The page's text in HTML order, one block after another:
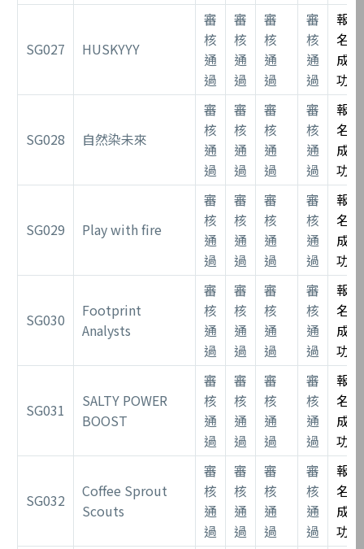
SG027 HUSKYYY
審
核
通
過
審
核
通
過
審
核
通
過
審
核
通
過
報
名
成
功
SG028 自然染未來
審
核
通
過
審
核
通
過
審
核
通
過
審
核
通
過
報
名
成
功
SG029 Play with fire
審
核
通
過
審
核
通
過
審
核
通
過
審
核
通
過
報
名
成
功
SG030
Footprint
Analysts
審
核
通
過
審
核
通
過
審
核
通
過
審
核
通
過
報
名
成
功
SG031
SALTY POWER
BOOST
審
核
通
過
審
核
通
過
審
核
通
過
審
核
通
過
報
名
成
功
SG032
Coffee Sprout
Scouts
審
核
通
過
審
核
通
過
審
核
通
過
審
核
通
過
報
名
成
功